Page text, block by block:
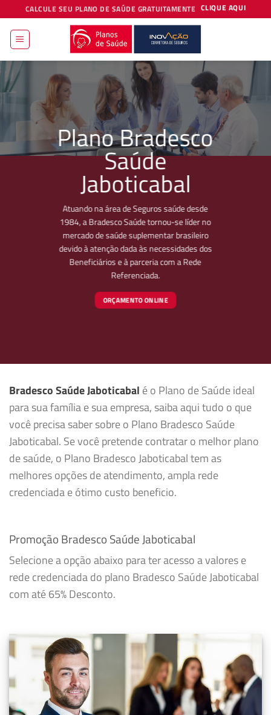
to
content
CALCULE SEU PLANO DE SAÚDE GRATUITAMENTE CLIQUE AQUI
Plano Bradesco
Saúde
Jaboticabal
Atuando na área de Seguros saúde desde
1984, a Bradesco Saúde tornou-se líder no
mercado de saúde suplementar brasileiro
devido à atenção dada às necessidades dos
Beneficiários e à parceria com a Rede
Referenciada.
ORÇAMENTO ONLINE
Bradesco Saúde Jaboticabal é o Plano de Saúde ideal
para sua família e sua empresa, saiba aqui tudo o que
você precisa saber sobre o Plano Bradesco Saúde
Jaboticabal. Se você pretende contratar o melhor plano
de saúde, o Plano Bradesco Jaboticabal tem as
melhores opções de atendimento, ampla rede
credenciada e ótimo custo beneficio.
Promoção Bradesco Saúde Jaboticabal
Selecione a opção abaixo para ter acesso a valores e
rede credenciada do plano Bradesco Saúde Jaboticabal
com até 65% Desconto.